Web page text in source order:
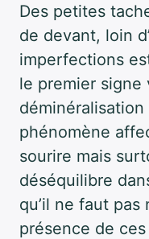
Des petites
de devant, loin
imperfections
le premier signe
déminéralisation
phénomène
sourire mais
déséquilibre
qu’il ne faut
présence de